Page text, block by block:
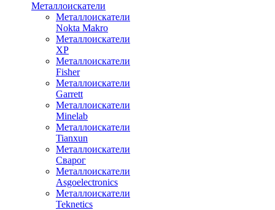
Металлоискатели
Металлоискатели
Nokta Makro
Металлоискатели
XP
Металлоискатели
Fisher
Металлоискатели
Garrett
Металлоискатели
Minelab
Металлоискатели
Tianxun
Металлоискатели
Сварог
Металлоискатели
Asgoelectronics
Металлоискатели
Teknetics